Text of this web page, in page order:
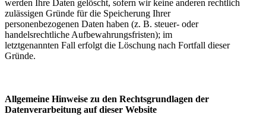
werden Ihre Daten gelöscht, sofern wir keine anderen rechtlich
zulässigen Gründe für die Speicherung Ihrer
personenbezogenen Daten haben (z. B. steuer- oder
handelsrechtliche Aufbewahrungsfristen); im
letztgenannten Fall erfolgt die Löschung nach Fortfall dieser
Gründe.
Allgemeine Hinweise zu den Rechtsgrundlagen der
Datenverarbeitung auf dieser Website